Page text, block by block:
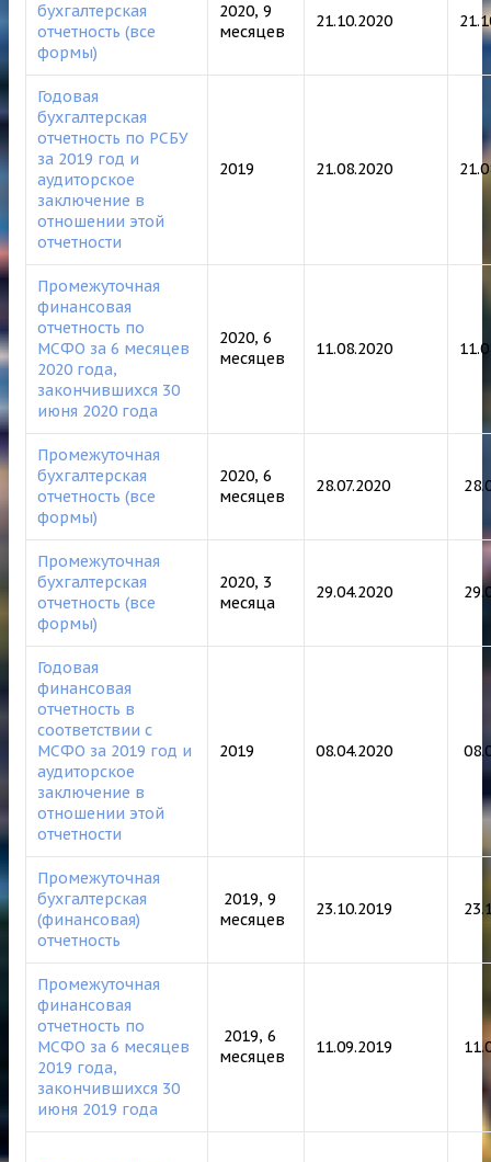
бухгалтерская
отчетность (все
формы)
2020, 9
месяцев
21.10.2020
Годовая
бухгалтерская
отчетность по РСБУ
за 2019 год и
аудиторское
заключение в
отношении этой
отчетности
2019 21.08.2020
Промежуточная
финансовая
отчетность по
МСФО за 6 месяцев
2020 года,
закончившихся 30
июня 2020 года
2020, 6
месяцев
11.08.2020
Промежуточная
бухгалтерская
отчетность (все
формы)
2020, 6
месяцев
28.07.2020
Промежуточная
бухгалтерская
отчетность (все
формы)
2020, 3
месяца
29.04.2020
Годовая
финансовая
отчетность в
соответствии с
МСФО за 2019 год и
аудиторское
заключение в
отношении этой
отчетности
2019 08.04.2020
Промежуточная
бухгалтерская
(финансовая)
отчетность
2019, 9
месяцев
23.10.2019
Промежуточная
финансовая
отчетность по
МСФО за 6 месяцев
2019 года,
закончившихся 30
июня 2019 года
2019, 6
месяцев
11.09.2019